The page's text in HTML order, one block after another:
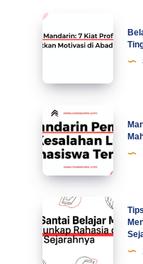
Belajar
Mandarin:
Profesional
Tingkatkan
Motivasi
di
Abad
Ke-
Mandarin
Pemula:
5
Kesalahan
Lucu
Mahasiswa
Terbaru
Tips
Santai
Belajar
Mandarin: